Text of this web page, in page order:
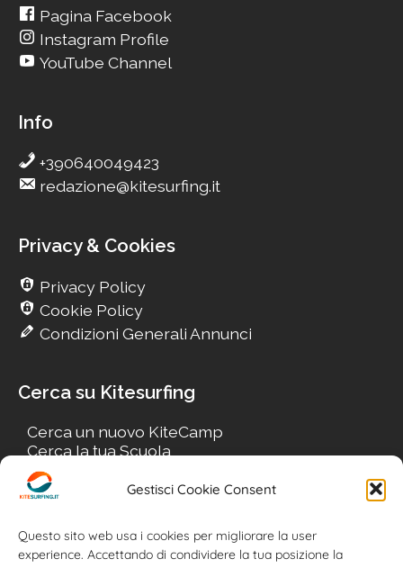
Gestisci Cookie Consent
Questo sito web usa i cookies per migliorare la user
experience. Accettando di condividere la tua posizione la
Pagina Facebook
Instagram Profile
YouTube Channel
Info
+390640049423
redazione@kitesurfing.it
Privacy & Cookies
Privacy Policy
Cookie Policy
Condizioni Generali Annunci
Cerca su Kitesurfing
Cerca un nuovo KiteCamp
Cerca la tua Scuola
Cerca il tuo KiteSpot
Cerca Accommodation
Cerca il tuo Usato